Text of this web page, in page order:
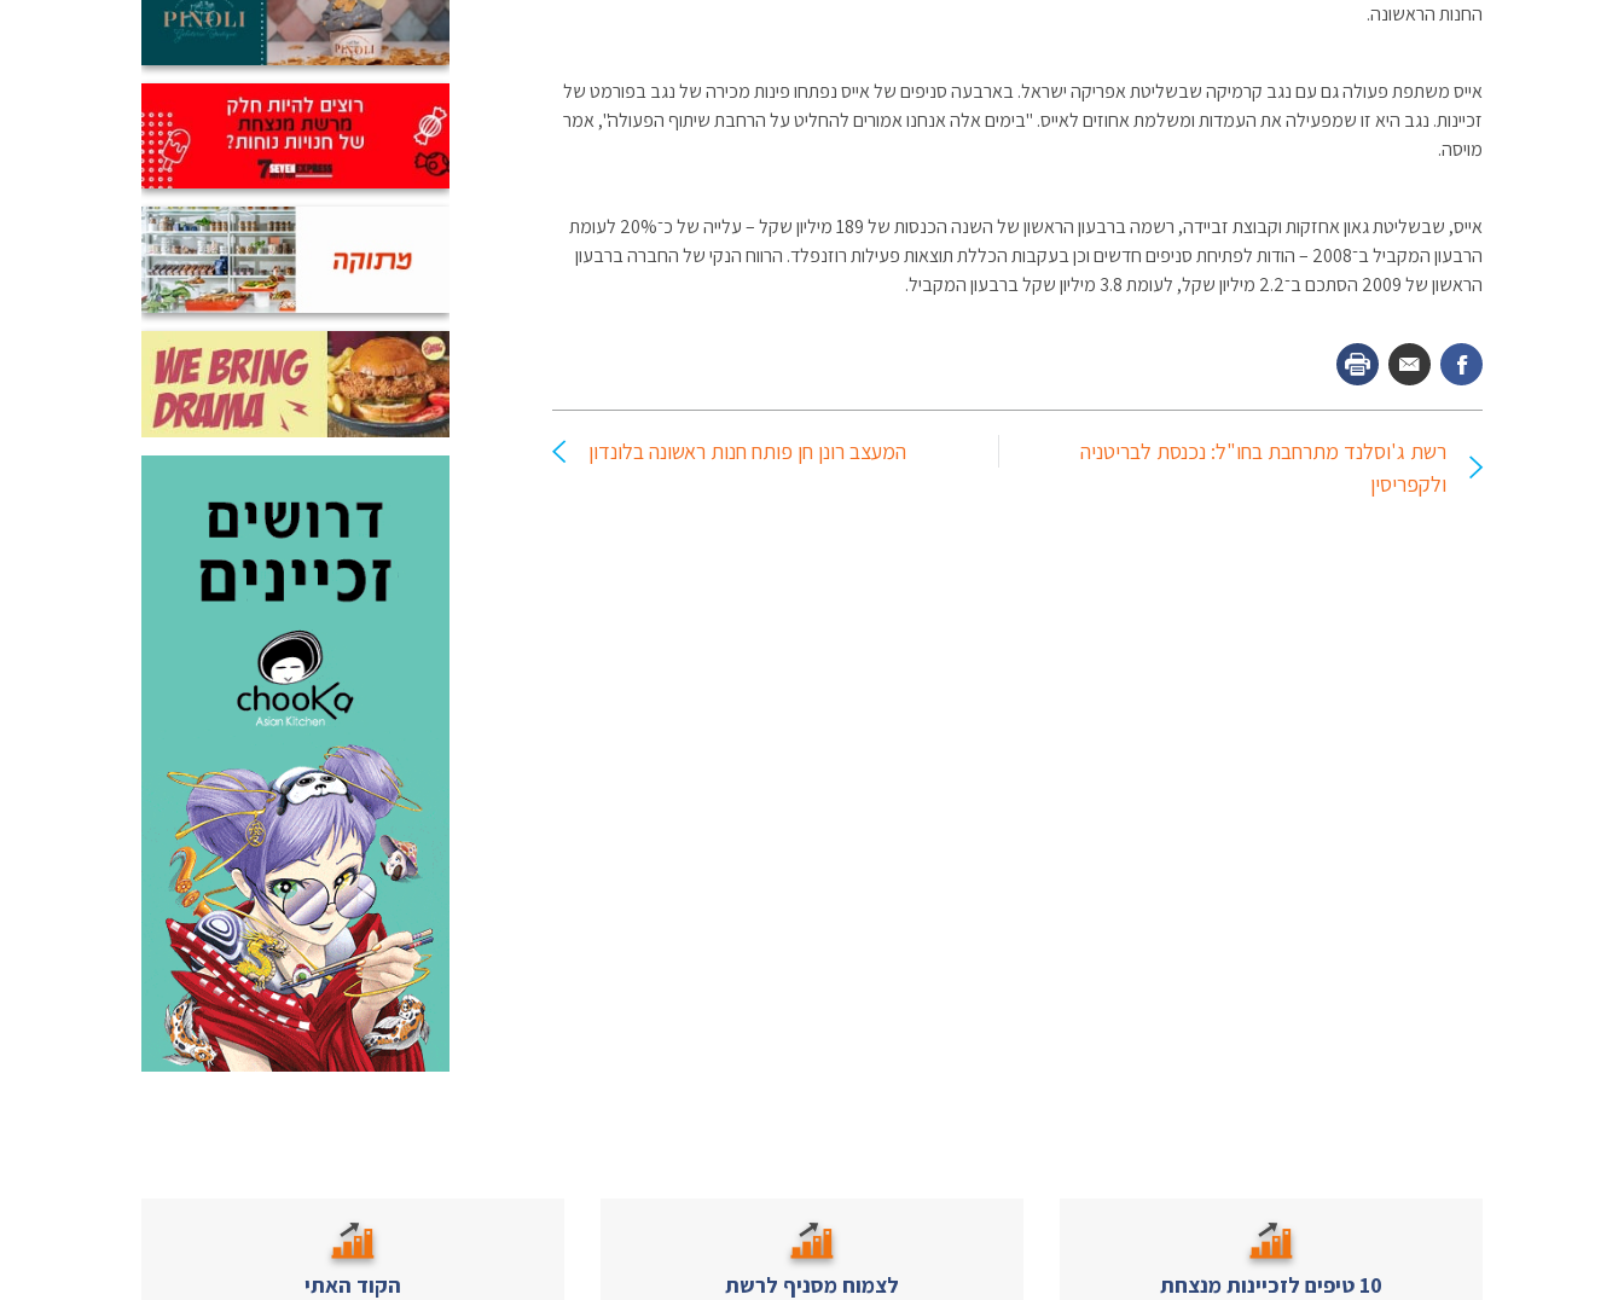
החנות הראשונה.
אייס משתפת פעולה גם עם נגב קרמיקה שבשליטת אפריקה ישראל. בארבעה סניפים של אייס נפתחו פינות מכירה של נגב בפורמט של
זכיינות. נגב היא זו שמפעילה את העמדות ומשלמת אחוזים לאייס. "בימים אלה אנחנו אמורים להחליט על הרחבת שיתוף הפעולה", אמר
מויסה.
אייס, שבשליטת גאון אחזקות וקבוצת זביידה, רשמה ברבעון הראשון של השנה הכנסות של 189 מיליון שקל – עלייה של כ־20% לעומת
הרבעון המקביל ב־2008 – הודות לפתיחת סניפים חדשים וכן בעקבות הכללת תוצאות פעילות רוזנפלד. הרווח הנקי של החברה ברבעון
הראשון של 2009 הסתכם ב־2.2 מיליון שקל, לעומת 3.8 מיליון שקל ברבעון המקביל.
רשת ג'וסלנד מתרחבת בחו"ל: נכנסת לבריטניה
ולקפריסין
המעצב רונן חן פותח חנות ראשונה בלונדון
10 טיפים לזכיינות מנצחת לצמוח מסניף לרשת הקוד האתי